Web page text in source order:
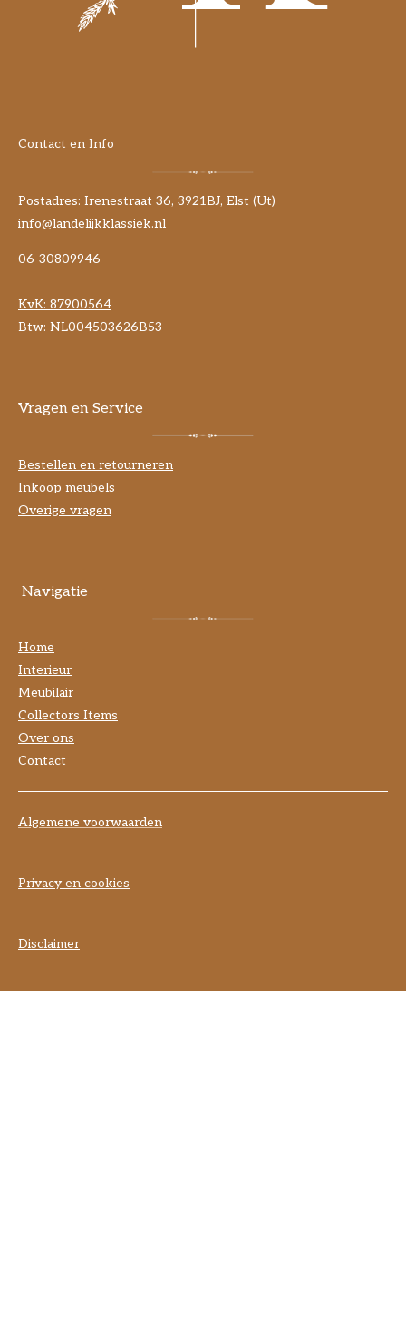
Contact en Info
Postadres: Irenestraat 36, 3921BJ, Elst (Ut)
info@landelijkklassiek.nl
06-30809946
KvK: 87900564
Btw: NL004503626B53
Vragen en Service
Bestellen en retourneren
Inkoop meubels
Overige vragen
Navigatie
Home
Interieur
Meubilair
Collectors Items
Over ons
Contact
Algemene voorwaarden
Privacy en cookies
Disclaimer